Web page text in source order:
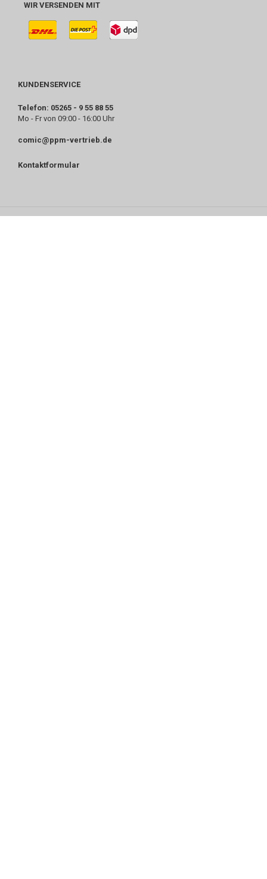
WIR VERSENDEN MIT
KUNDENSERVICE
Telefon: 05265 - 9 55 88 55
Mo - Fr von 09:00 - 16:00 Uhr
comic@ppm-vertrieb.de
Kontaktformular